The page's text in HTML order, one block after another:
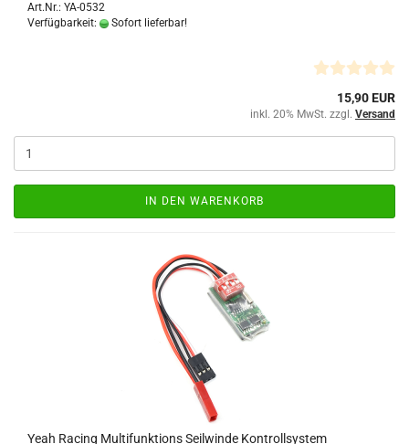
Art.Nr.: YA-0532
Verfügbarkeit:
Sofort lieferbar!
15,90 EUR
inkl. 20% MwSt. zzgl. Versand
IN DEN WARENKORB
Yeah Racing Multifunktions Seilwinde Kontrollsystem